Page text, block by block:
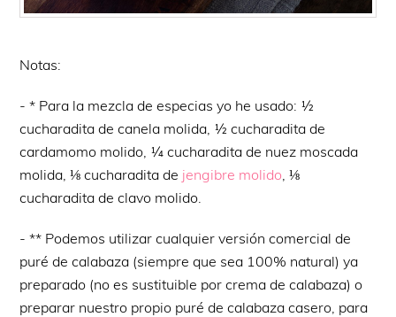
Notas:
- * Para la mezcla de especias yo he usado: ½
cucharadita de canela molida, ½ cucharadita de
cardamomo molido, ¼ cucharadita de nuez moscada
molida, ⅛ cucharadita de jengibre molido , ⅛
cucharadita de clavo molido.
- ** Podemos utilizar cualquier versión comercial de
puré de calabaza (siempre que sea 100% natural) ya
preparado (no es sustituible por crema de calabaza) o
preparar nuestro propio puré de calabaza casero, para